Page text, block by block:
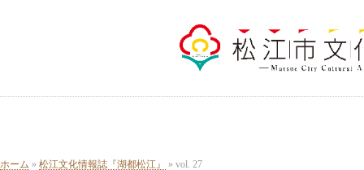
ホーム » 松江文化情報誌『湖都松江』 » vol. 27